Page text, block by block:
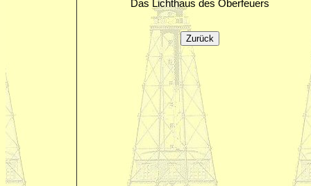
Das Lichthaus des Oberfeuers